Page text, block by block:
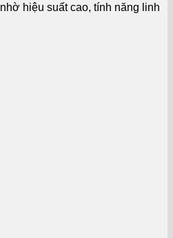
hiệu suất cao, tính năng linh